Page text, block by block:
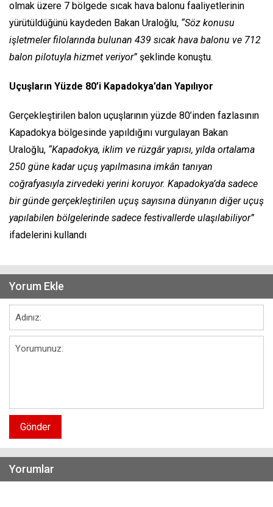
olmak üzere 7 bölgede sıcak hava balonu faaliyetlerinin
yürütüldüğünü kaydeden Bakan Uraloğlu, “Söz konusu
işletmeler filolarında bulunan 439 sıcak hava balonu ve 712
balon pilotuyla hizmet veriyor”şeklinde konuştu.
Uçuşların Yüzde 80’i Kapadokya’dan Yapılıyor
Gerçekleştirilen balon uçuşlarının yüzde 80’inden fazlasının
Kapadokya bölgesinde yapıldığını vurgulayan Bakan
Uraloğlu, “Kapadokya, iklim ve rüzgâr yapısı, yılda ortalama
250 güne kadar uçuş yapılmasına imkân tanıyan
coğrafyasıyla zirvedeki yerini koruyor. Kapadokya’da sadece
bir günde gerçekleştirilen uçuş sayısına dünyanın diğer uçuş
yapılabilen bölgelerinde sadece festivallerde ulaşılabiliyor”
ifadelerini kullandı
Yorum Ekle
Gönder
Yorumlar